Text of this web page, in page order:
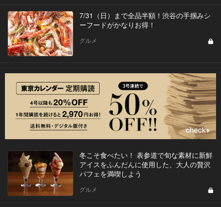
7/31（日）まで全品半額！渋谷の手掴みシ
ーフードがかなりお得！
グルメ
冬こそ食べたい！ 表参道で旬な素材に新鮮
アイスをふんだんに使用した、大人の贅沢
パフェを満喫しよう
グルメ